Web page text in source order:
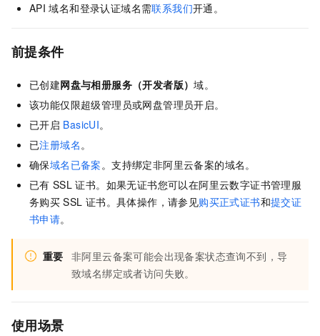
API 域名和登录认证域名需联系我们开通。
前提条件
已创建网盘与相册服务（开发者版）域。
该功能仅限超级管理员或网盘管理员开启。
已开启 BasicUI。
已注册域名。
确保域名已备案。支持绑定非阿里云备案的域名。
已有 SSL 证书。如果无证书您可以在阿里云数字证书管理服
务购买 SSL 证书。具体操作，请参见购买正式证书和提交证
书申请。
重要 非阿里云备案可能会出现备案状态查询不到，导
致域名绑定或者访问失败。
使用场景